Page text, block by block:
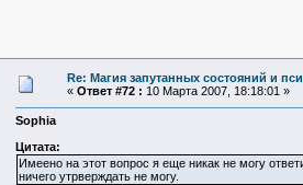
Re: Магия запутанных состояний и
« Ответ #72 : 10 Марта 2007, 18:18:01 »
Sophia
Цитата:
Имеено на этот вопрос я еще никак не могу
ничего утрверждать не могу.